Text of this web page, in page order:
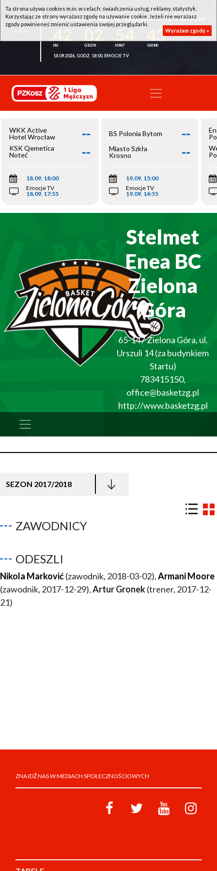
WKK ACTIVE HOTEL WROCŁAW - KSK QEMETICA NOTEĆ INOWROCŁAW
43
18.09.2026, GODZ. 18:00, EMOCJE TV
WKK Active
Hotel Wrocław
--
KSK Qemetica
Noteć
Inowrocław
--
18.09, 18:00
Emocje TV
18.09, 17:55
BS Polonia Bytom --
Miasto Szkła
Krosno
--
19.09, 15:00
Emocje TV
19.09, 14:55
Stelmet
Enea BC
Zielona
Góra
65-147Zielona Góra, ul.
Urszuli 14 (za budynkiem
Startu)
783415150,
office@basketzg.pl
http://www.basketzg.pl
SEZON 2017/2018
ZAWODNICY
ODESZLI
Nikola Marković(zawodnik, 2018-03-02),Armani Moore
(zawodnik, 2017-12-29),Artur Gronek(trener, 2017-12-
21)
ZNAJDŹ NAS W MEDIACH SPOŁECZNOŚCIOWYCH
Ta strona używa cookies m.in. w celach: świadczenia usług, reklamy, statystyk.
Korzystając ze strony wyrażasz zgodę na używanie cookie. Jeżeli nie wyrażasz
zgody powinieneś zmienić ustawienia swojej przeglądarki.
Wyrażam zgodę »